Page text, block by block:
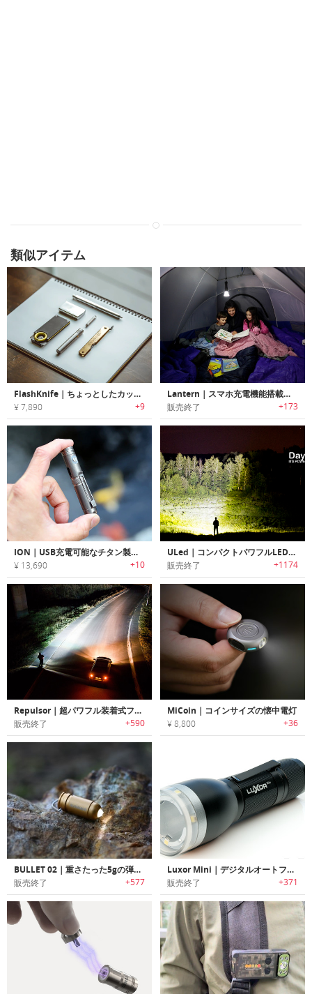
類似アイテム
FlashKnife｜ちょっとしたカット作業に最適な隠しナイフブレード搭載ミニフラッシュライト「フラッシュナイフ」
¥ 7,890 +9
Lantern｜スマホ充電機能搭載タフフラッシュライト「ランタン」
販売終了 +173
ION｜USB充電可能なチタン製高性能ポケットフラッシュライト「イオン」
¥ 13,690 +10
ULed｜コンパクトパワフルLEDフラッシュライト「ユーレッド」
販売終了 +1174
Repulsor｜超パワフル装着式フラッシュライト「レパルサー」
販売終了 +590
MiCoin｜コインサイズの懐中電灯
¥ 8,800 +36
BULLET 02｜重さたった5gの弾丸デザインフラッシュライト「ブレット02」
販売終了 +577
Luxor Mini｜デジタルオートフォーカス機能搭載スマートポケットフラッシュライト「ルクソーミニ」
販売終了 +371